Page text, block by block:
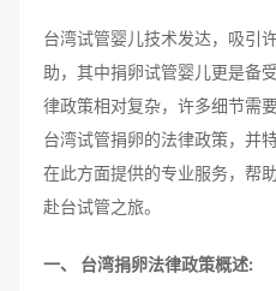
台湾试管婴儿技术发达，吸引
助，其中捐卵试管婴儿更是备
律政策相对复杂，许多细节需
台湾试管捐卵的法律政策，并
在此方面提供的专业服务，帮
赴台试管之旅。
一、 台湾捐卵法律政策概述: